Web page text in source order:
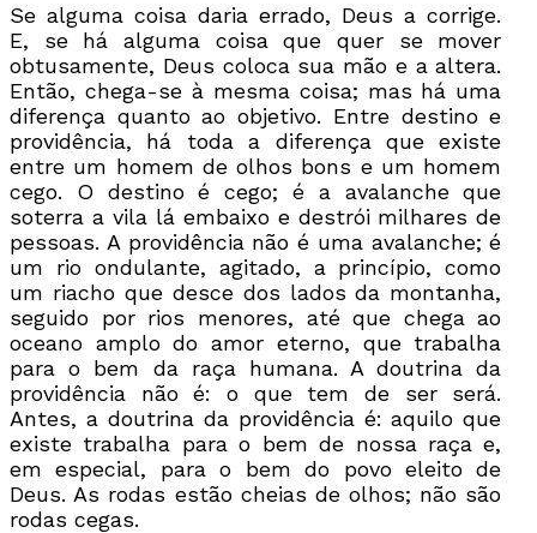
Se alguma coisa daria errado, Deus a corrige.
E, se há alguma coisa que quer se mover
obtusamente, Deus coloca sua mão e a altera.
Então, chega-se à mesma coisa; mas há uma
diferença quanto ao objetivo. Entre destino e
providência, há toda a diferença que existe
entre um homem de olhos bons e um homem
cego. O destino é cego; é a avalanche que
soterra a vila lá embaixo e destrói milhares de
pessoas. A providência não é uma avalanche; é
um rio ondulante, agitado, a princípio, como
um riacho que desce dos lados da montanha,
seguido por rios menores, até que chega ao
oceano amplo do amor eterno, que trabalha
para o bem da raça humana. A doutrina da
providência não é: o que tem de ser será.
Antes, a doutrina da providência é: aquilo que
existe trabalha para o bem de nossa raça e,
em especial, para o bem do povo eleito de
Deus. As rodas estão cheias de olhos; não são
rodas cegas.